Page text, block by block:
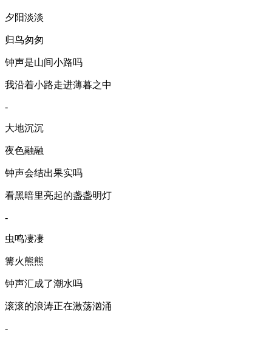
夕阳淡淡
归鸟匆匆
钟声是山间小路吗
我沿着小路走进薄暮之中
-
大地沉沉
夜色融融
钟声会结出果实吗
看黑暗里亮起的盏盏明灯
-
虫鸣凄凄
篝火熊熊
钟声汇成了潮水吗
滚滚的浪涛正在激荡汹涌
-